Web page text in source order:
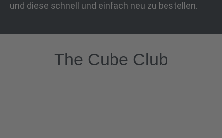
und diese schnell und einfach neu zu bestellen.
The Cube Club